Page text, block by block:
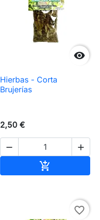

Hierbas - Corta
Brujerías
2,50 €
 

favorite_border